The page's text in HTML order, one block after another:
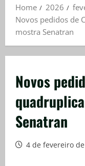
Home
2026
Novos pedidos de
mostra Senatran
Novos
Senatran
4 de fevereiro